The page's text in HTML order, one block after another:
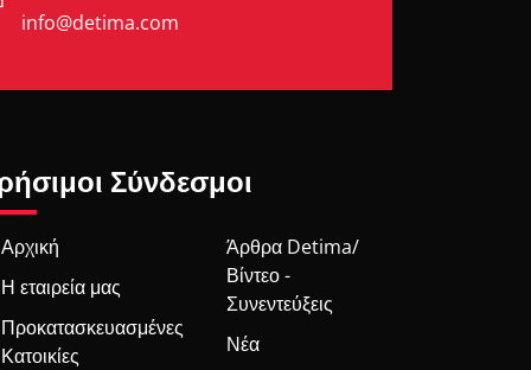
info@detima.com
Σύνδεσμοι
Αρχική
Η εταιρεία μας
Προκατασκευασμένες
Κατοικίες
Άρθρα Detima/
Βίντεο -
Συνεντεύξεις
Νέα